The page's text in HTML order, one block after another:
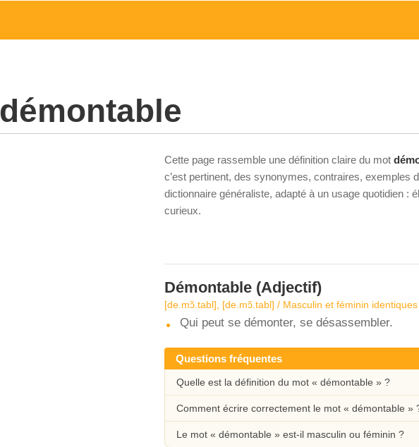
démontable
Cette page rassemble une définition claire du mot
c’est pertinent, des synonymes, contraires, exemples
dictionnaire généraliste, adapté à un usage quotidien
curieux.
Démontable (Adjectif)
[de.mɔ̃.tabl], [de.mɔ̃.tabl] / Masculin et féminin
Qui peut se démonter, se désassembler.
Questions fréquentes
Quelle est la définition du mot « démontable » ?
Comment écrire correctement le mot « démontable »
Le mot « démontable » est-il masculin ou féminin ?